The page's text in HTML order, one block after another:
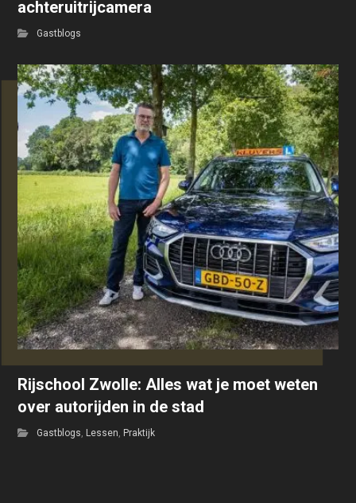
achteruitrijcamera
Gastblogs
Rijschool Zwolle: Alles wat je moet weten
over autorijden in de stad
Gastblogs, Lessen, Praktijk